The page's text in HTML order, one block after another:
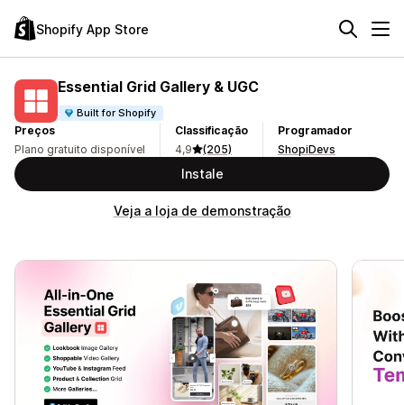
Shopify App Store
Essential Grid Gallery & UGC
Built for Shopify
Preços
Plano gratuito disponível
Classificação
4,9
(205)
Programador
ShopiDevs
Instale
Veja a loja de demonstração